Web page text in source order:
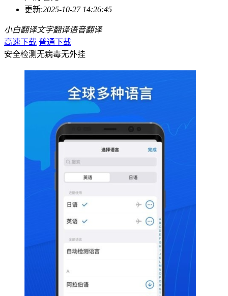
更新:2025-10-27 14:26:45
小白翻译文字翻译语音翻译
高速下载 普通下载
安全检测无病毒无外挂